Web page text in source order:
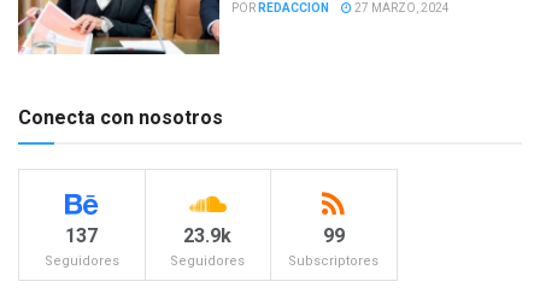
POR REDACCION 27 MARZO, 2024
Conecta con nosotros
137
Seguidores
23.9k
Seguidores
99
Subscriptores